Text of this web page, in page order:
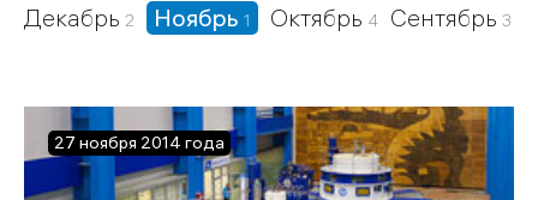
Декабрь 2 Ноябрь 1 Октябрь 4 Сентябрь 3
27 ноября 2014 года